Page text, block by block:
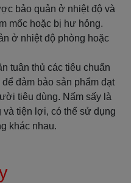
bảo quản ở nhiệt độ và
mốc hoặc bị hư hỏng.
ở nhiệt độ phòng hoặc
tuân thủ các tiêu chuẩn
đảm bảo sản phẩm đạt
tiêu dùng. Nấm sấy là
tiện lợi, có thể sử dụng
khác nhau.